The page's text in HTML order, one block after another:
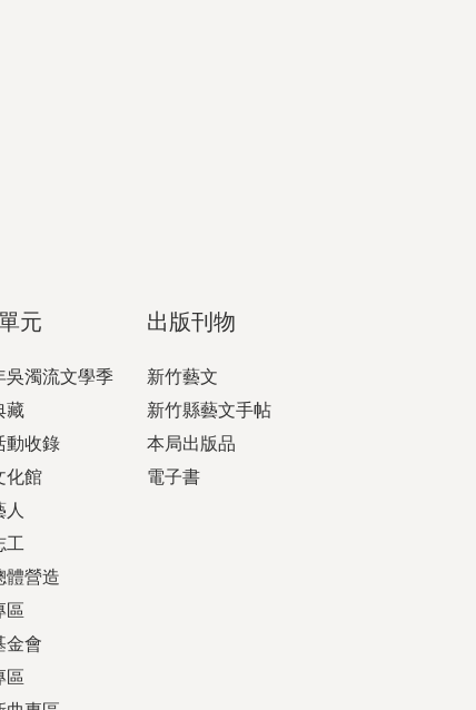
元
吳濁流文學季
藏
動收錄
化館
人
工
體營造
區
金會
區
出版刊物
新竹藝文
新竹縣藝文手帖
本局出版品
電子書